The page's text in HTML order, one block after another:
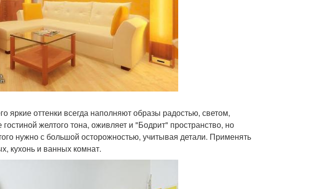
яркие оттенки всегда наполняют образы радостью, светом,
желтого тона, оживляет и "Бодрит" пространство, но
нужно с большой осторожностью, учитывая детали. Применять
кухонь и ванных комнат.